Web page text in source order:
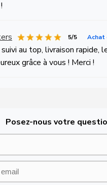
5/5 Achat
au top, livraison
grâce à vous ! Merci !
Posez-nous votre